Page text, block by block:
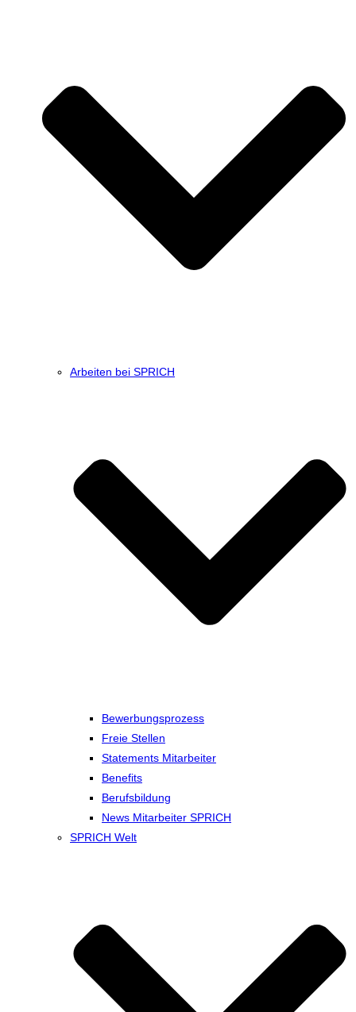
Arbeiten bei SPRICH
Bewerbungsprozess
Freie Stellen
Statements Mitarbeiter
Benefits
Berufsbildung
News Mitarbeiter SPRICH
SPRICH Welt